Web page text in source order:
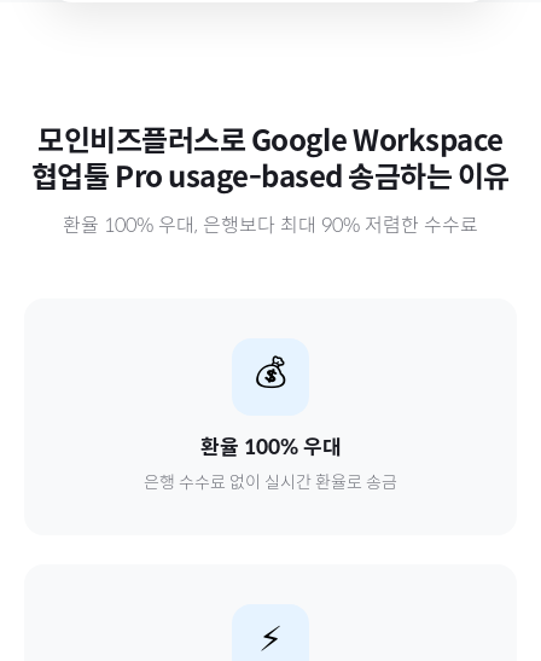
모인비즈플러스로 Google Workspace
협업툴 Pro usage-based 송금하는 이유
환율 100% 우대, 은행보다 최대 90% 저렴한 수수료
💰
환율 100% 우대
은행 수수료 없이 실시간 환율로 송금
⚡